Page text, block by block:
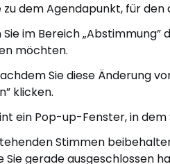
zu dem Agendapunkt, für
im Bereich
möchten.
Sie diese Änderung
klicken.
ein Pop-up-Fenster, in dem
Stimmen
Sie gerade ausgeschlossen